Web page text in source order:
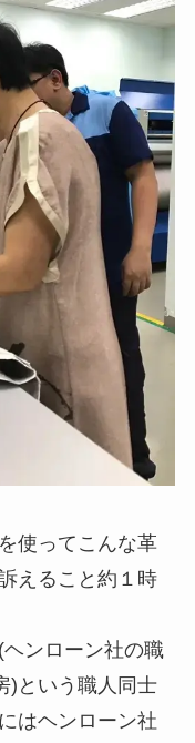
使ってこんな革
えること約１時
ンローン社の職
)という職人同士
はヘンローン社